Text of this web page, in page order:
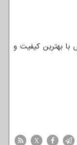
بهترین کیفیت و
X